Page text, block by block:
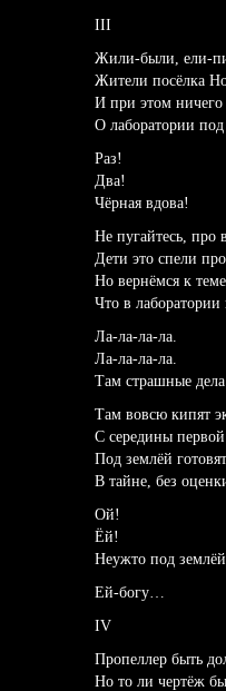
III
Жили-были, ели-
Жители посёлка
И при этом ничего
О лаборатории
Раз!
Два!
Чёрная вдова!
Не пугайтесь, про
Дети это спели
Но вернёмся к
Что в лаборатории
Ла-ла-ла-ла.
Ла-ла-ла-ла.
Там страшные
Там вовсю кипят
С середины
Под землёй
В тайне, без
Ой!
Ёй!
Неужто под
Ей-богу…
IV
Пропеллер быть
Но то ли чертёж